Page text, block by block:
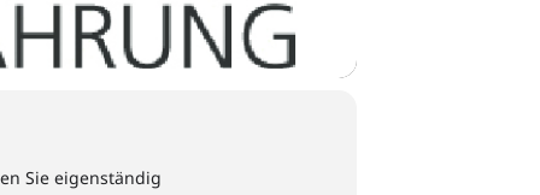
Sie eigenständig